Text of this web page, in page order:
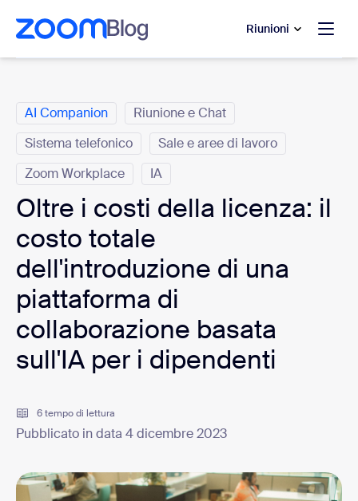
principale
di assistenza
Riunioni
AI Companion
Riunione e Chat
Sistema telefonico
Sale e aree di lavoro
Zoom Workplace
IA
Oltre i costi della licenza: il
costo totale
dell'introduzione di una
piattaforma di
collaborazione basata
sull'IA per i dipendenti
6 tempo di lettura
Pubblicato in data 4 dicembre 2023